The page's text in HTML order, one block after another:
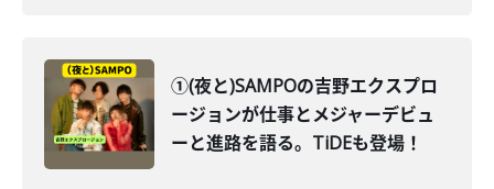
①(夜と)SAMPOの吉野エクスプロ
ージョンが仕事とメジャーデビュ
ーと進路を語る。TiDEも登場！